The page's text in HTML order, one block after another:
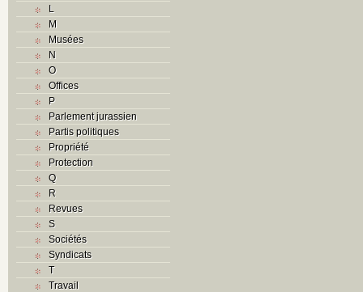
L
M
Musées
N
O
Offices
P
Parlement jurassien
Partis politiques
Propriété
Protection
Q
R
Revues
S
Sociétés
Syndicats
T
Travail